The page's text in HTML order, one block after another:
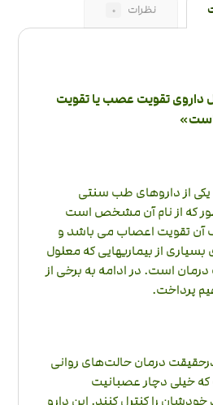
نظرات 0
داروی تقویت عصب یا تقویت
از داروهای طب سنتی
که از نام آن مشخص است
آن تقویت اعصاب می باشد و
از بیماریهایی که معلول
است. در ادامه به برخی از
پرداخت.
درمان حالت‌های روانی
خیلی دچار عصبانیت
را کنترل کنند. این دارو